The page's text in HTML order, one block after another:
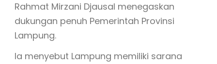
Rahmat Mirzani Djausal menegaskan
dukungan penuh Pemerintah Provinsi
Lampung.
Ia menyebut Lampung memiliki sarana